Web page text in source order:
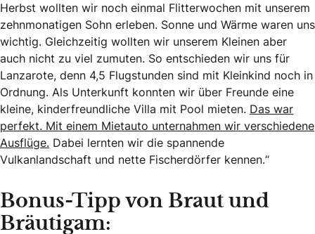
Herbst wollten wir noch einmal Flitterwochen mit unserem
zehnmonatigen Sohn erleben. Sonne und Wärme waren uns
wichtig. Gleichzeitig wollten wir unserem Kleinen aber
auch nicht zu viel zumuten. So entschieden wir uns für
Lanzarote, denn 4,5 Flugstunden sind mit Kleinkind noch in
Ordnung. Als Unterkunft konnten wir über Freunde eine
kleine, kinderfreundliche Villa mit Pool mieten. Das war
perfekt. Mit einem Mietauto unternahmen wir verschiedene
Ausflüge. Dabei lernten wir die spannende
Vulkanlandschaft und nette Fischerdörfer kennen.“
Bonus-Tipp von Braut und
Bräutigam: